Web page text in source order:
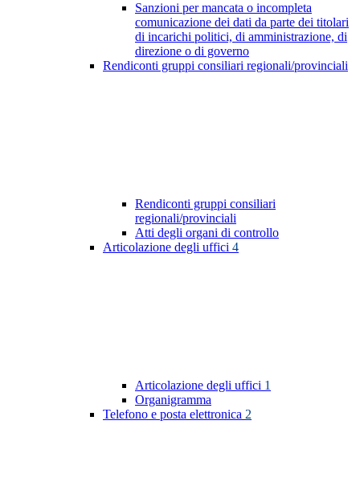
Sanzioni per mancata o incompleta
comunicazione dei dati da parte dei titolari
di incarichi politici, di amministrazione, di
direzione o di governo
Rendiconti gruppi consiliari regionali/provinciali
Rendiconti gruppi consiliari
regionali/provinciali
Atti degli organi di controllo
Articolazione degli uffici 4
Articolazione degli uffici 1
Organigramma
Telefono e posta elettronica 2